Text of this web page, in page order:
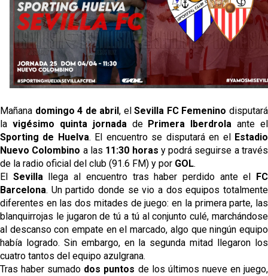
Odysseas Vlachodimos: “El objetivo es mejorar la
temporada pasada”
El Sevilla FC empieza a inscribir a los nuevos
fichajes
Opinión | "Carta abierta a Alberto Flores" por Rafa
Análisis I Quién es y cómo juega Fran González
Mañana domingo 4 de abril, elSevilla FC Femenino disputará
la vigésimo quinta jornadade Primera Iberdrola ante el
Sporting de Huelva. El encuentro se disputará en el
Estadio
Nuevo Colombino a las 11:30 horas y podrá seguirse a través
de la radio oficial del club (91.6 FM) y por GOL.
El Sevillallega al encuentro tras haber perdido ante el
FC
Barcelona. Un partido donde se vio a dos equipos totalmente
diferentes en las dos mitades de juego: en la primera parte, las
blanquirrojas le jugaron de tú a tú al conjunto culé, marchándose
al descanso con empate en el marcado, algo que ningún equipo
había logrado. Sin embargo, en la segunda mitad llegaron los
cuatro tantos del equipo azulgrana.
Tras haber sumado dos puntos de los últimos nueve en juego,